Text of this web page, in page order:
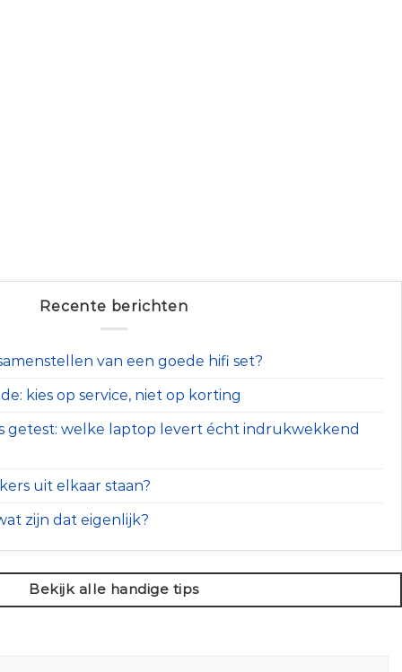
Recente berichten
van een goede hifi set?
kies op service, niet op korting
getest: welke laptop levert écht indrukwekkend
uit elkaar staan?
zijn dat eigenlijk?
Bekijk alle handige tips